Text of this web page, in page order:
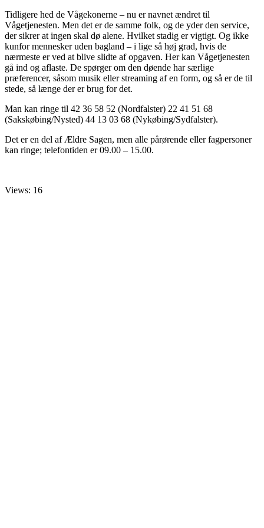
Tidligere hed de Vågekonerne – nu er navnet ændret til
Vågetjenesten. Men det er de samme folk, og de yder den service,
der sikrer at ingen skal dø alene. Hvilket stadig er vigtigt. Og ikke
kunfor mennesker uden bagland – i lige så høj grad, hvis de
nærmeste er ved at blive slidte af opgaven. Her kan Vågetjenesten
gå ind og aflaste. De spørger om den døende har særlige
præferencer, såsom musik eller streaming af en form, og så er de til
stede, så længe der er brug for det.
Man kan ringe til 42 36 58 52 (Nordfalster) 22 41 51 68
(Sakskøbing/Nysted) 44 13 03 68 (Nykøbing/Sydfalster).
Det er en del af Ældre Sagen, men alle pårørende eller fagpersoner
kan ringe; telefontiden er 09.00 – 15.00.
Views: 16